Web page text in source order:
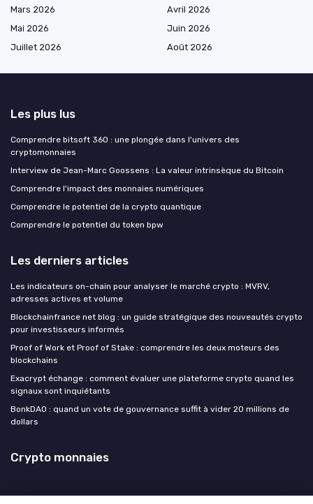
Mars 2026
Avril 2026
Mai 2026
Juin 2026
Juillet 2026
Août 2026
Les plus lus
Comprendre bitsoft 360 : une plongée dans l'univers des
cryptomonnaies
Interview de Jean-Marc Goossens : La valeur intrinsèque du Bitcoin
Comprendre l'impact des monnaies numériques
Comprendre le potentiel de la crypto quantique
Comprendre le potentiel du token bpw
Les derniers articles
Les indicateurs on-chain pour analyser le marché crypto : MVRV,
adresses actives et volume
Blockchainfrance net blog : un guide stratégique des nouveautés crypto
pour investisseurs informés
Proof of Work et Proof of Stake : comprendre les deux moteurs des
blockchains
Exacrypt échange : comment évaluer une plateforme crypto quand les
signaux sont inquiétants
BonkDAO : quand un vote de gouvernance suffit à vider 20 millions de
dollars
Crypto monnaies